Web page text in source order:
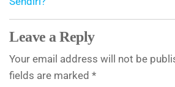
Leave a Reply
Your email address will not be
fields are marked *